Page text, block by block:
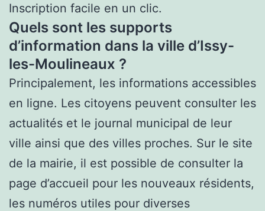
Inscription facile en un clic.
Quels sont les supports
d’information dans la ville d’Issy-
les-Moulineaux ?
Principalement, les informations accessibles
en ligne. Les citoyens peuvent consulter les
actualités et le journal municipal de leur
ville ainsi que des villes proches. Sur le site
de la mairie, il est possible de consulter la
page d’accueil pour les nouveaux résidents,
les numéros utiles pour diverses